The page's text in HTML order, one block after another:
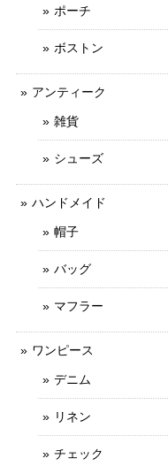
ポーチ
ボストン
アンティーク
雑貨
シューズ
ハンドメイド
帽子
バッグ
マフラー
ワンピース
デニム
リネン
チェック